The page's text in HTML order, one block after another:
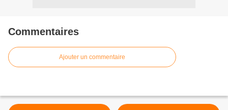
Commentaires
Ajouter un commentaire